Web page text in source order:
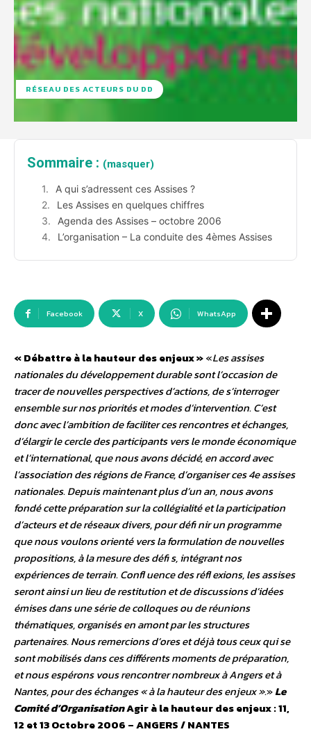
RÉSEAU DES ACTEURS DU DD
Sommaire : (masquer)
A qui s’adressent ces Assises ?
Les Assises en quelques chiffres
Agenda des Assises – octobre 2006
L’organisation – La conduite des 4èmes Assises
Facebook X WhatsApp
« Débattre à la hauteur des enjeux »«Les assises
nationales du développement durable sont l’occasion de
tracer de nouvelles perspectives d’actions, de s’interroger
ensemble sur nos priorités et modes d’intervention. C’est
donc avec l’ambition de faciliter ces rencontres et échanges,
d’élargir le cercle des participants vers le monde économique
et l’international, que nous avons décidé, en accord avec
l’association des régions de France, d’organiser ces 4e assises
nationales. Depuis maintenant plus d’un an, nous avons
fondé cette préparation sur la collégialité et la participation
d’acteurs et de réseaux divers, pour défi nir un programme
que nous voulons orienté vers la formulation de nouvelles
propositions, à la mesure des défi s, intégrant nos
expériences de terrain. Confl uence des réfl exions, les assises
seront ainsi un lieu de restitution et de discussions d’idées
émises dans une série de colloques ou de réunions
thématiques, organisés en amont par les structures
partenaires. Nous remercions d’ores et déjà tous ceux qui se
sont mobilisés dans ces différents moments de préparation,
et nous espérons vous rencontrer nombreux à Angers et à
Nantes, pour des échanges « à la hauteur des enjeux ».»Le
Comité d’OrganisationAgir à la hauteur des enjeux : 11,
12 et 13 Octobre 2006 – ANGERS / NANTES